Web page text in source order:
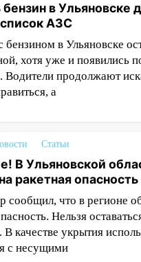
летняя девушка
на мопеде и
отдал более
рублей за
мопедиста
после
25-
Ульяновскую
жара
переходил по
бензин в Ульяновске
список АЗС
бензином в Ульяновске
хотя уже и появились
Водители продолжают
а
Статьи
В Ульяновской
ракетная опасность
сообщил, что в регионе
Нельзя
В качестве укрытия
с несущими